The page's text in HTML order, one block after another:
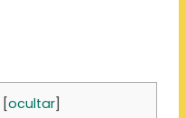
[ocultar]